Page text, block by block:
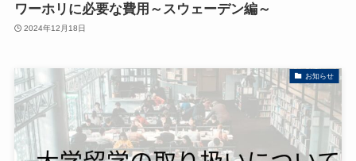
ワーホリに必要な費用～スウェーデン編～
2024年12月18日
お知らせ